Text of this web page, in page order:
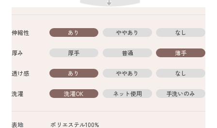
伸縮性 あり ややあり なし
厚み 厚手 普通 薄手
透け感 あり ややあり なし
洗濯 洗濯OK ネット使用 手洗いのみ
表地 ポリエステル100%